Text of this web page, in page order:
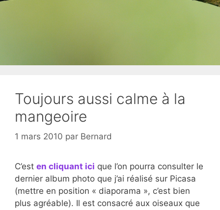
Toujours aussi calme à la
mangeoire
1 mars 2010 par Bernard
C’est en cliquant ici que l’on pourra consulter le
dernier album photo que j’ai réalisé sur Picasa
(mettre en position « diaporama », c’est bien
plus agréable). Il est consacré aux oiseaux que